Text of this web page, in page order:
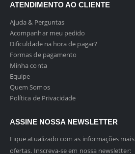
ATENDIMENTO AO CLIENTE
Ajuda & Perguntas
Acompanhar meu pedido
Dificuldade na hora de pagar?
Formas de pagamento
Minha conta
Equipe
Quem Somos
Política de Privacidade
ASSINE NOSSA NEWSLETTER
Fique atualizado com as informações
ofertas. Inscreva-se em nossa newsletter: